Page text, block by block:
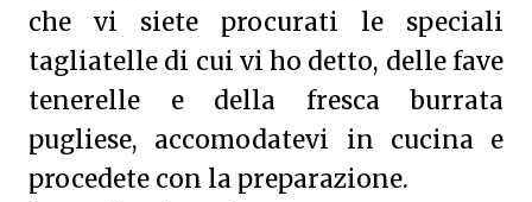
che vi siete procurati le speciali
tagliatelle di cui vi ho detto, delle fave
tenerelle e della fresca burrata
pugliese, accomodatevi in cucina e
procedete con la preparazione.